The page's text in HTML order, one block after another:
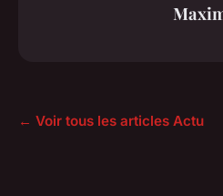
← Voir tous les articles Actu